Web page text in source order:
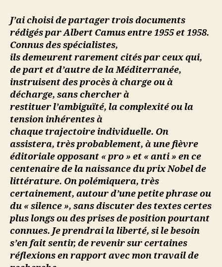
M
u
s
a
:
documents
1958)
J’ai choisi de partager trois documents
rédigés par Albert Camus entre 1955 et 1958.
Connus des spécialistes,
ils demeurent rarement cités par ceux qui,
de part et d’autre de la Méditerranée,
instruisent des procès à charge ou à
décharge, sans chercher à
restituer l’ambiguïté, la complexité ou la
tension inhérentes à
chaque trajectoire individuelle. On
assistera, très probablement, à une fièvre
éditoriale opposant « pro » et « anti » en ce
centenaire de la naissance du prix Nobel de
littérature. On polémiquera, très
certainement, autour d’une petite phrase ou
du « silence », sans discuter des textes certes
plus longs ou des prises de position pourtant
connues. Je prendrai la liberté, si le besoin
s’en fait sentir, de revenir sur certaines
réflexions en rapport avec mon travail de